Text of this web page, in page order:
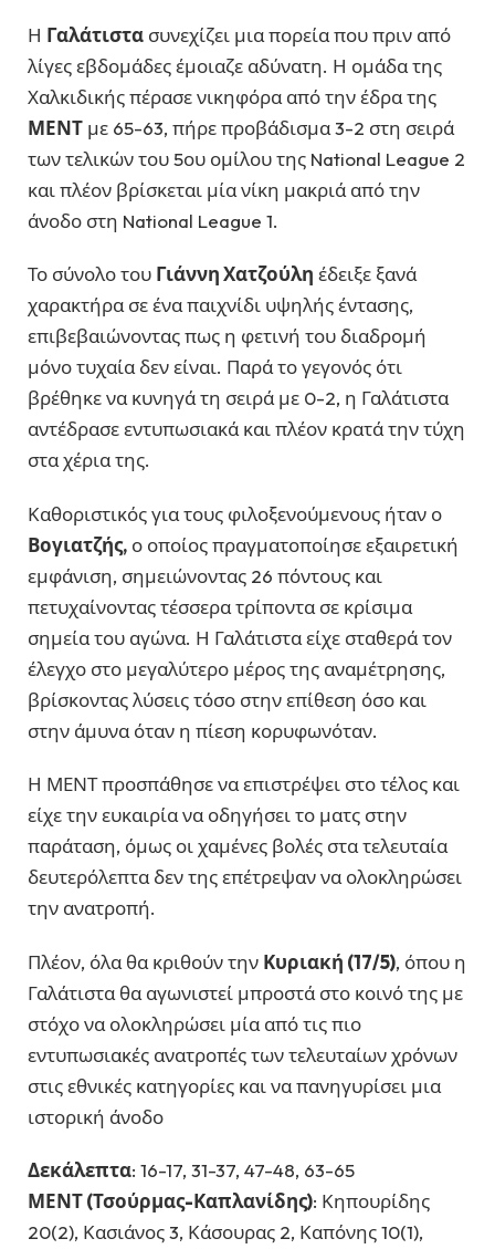
Η Γαλάτιστα συνεχίζει μια πορεία που πριν από
λίγες εβδομάδες έμοιαζε αδύνατη. Η ομάδα της
Χαλκιδικής πέρασε νικηφόρα από την έδρα της
ΜΕΝΤ με 65-63, πήρε προβάδισμα 3-2 στη σειρά
των τελικών του 5ου ομίλου της National League 2
και πλέον βρίσκεται μία νίκη μακριά από την
άνοδο στη National League 1.
Το σύνολο του Γιάννη Χατζούλη έδειξε ξανά
χαρακτήρα σε ένα παιχνίδι υψηλής έντασης,
επιβεβαιώνοντας πως η φετινή του διαδρομή
μόνο τυχαία δεν είναι. Παρά το γεγονός ότι
βρέθηκε να κυνηγά τη σειρά με 0-2, η Γαλάτιστα
αντέδρασε εντυπωσιακά και πλέον κρατά την τύχη
στα χέρια της.
Καθοριστικός για τους φιλοξενούμενους ήταν ο
Βογιατζής, ο οποίος πραγματοποίησε εξαιρετική
εμφάνιση, σημειώνοντας 26 πόντους και
πετυχαίνοντας τέσσερα τρίποντα σε κρίσιμα
σημεία του αγώνα. Η Γαλάτιστα είχε σταθερά τον
έλεγχο στο μεγαλύτερο μέρος της αναμέτρησης,
βρίσκοντας λύσεις τόσο στην επίθεση όσο και
στην άμυνα όταν η πίεση κορυφωνόταν.
Η ΜΕΝΤ προσπάθησε να επιστρέψει στο τέλος και
είχε την ευκαιρία να οδηγήσει το ματς στην
παράταση, όμως οι χαμένες βολές στα τελευταία
δευτερόλεπτα δεν της επέτρεψαν να ολοκληρώσει
την ανατροπή.
Πλέον, όλα θα κριθούν την Κυριακή (17/5), όπου η
Γαλάτιστα θα αγωνιστεί μπροστά στο κοινό της με
στόχο να ολοκληρώσει μία από τις πιο
εντυπωσιακές ανατροπές των τελευταίων χρόνων
στις εθνικές κατηγορίες και να πανηγυρίσει μια
ιστορική άνοδο
Δεκάλεπτα: 16-17, 31-37, 47-48, 63-65
ΜΕΝΤ (Τσούρμας-Καπλανίδης): Κηπουρίδης
20(2), Κασιάνος 3, Κάσουρας 2, Καπόνης 10(1),